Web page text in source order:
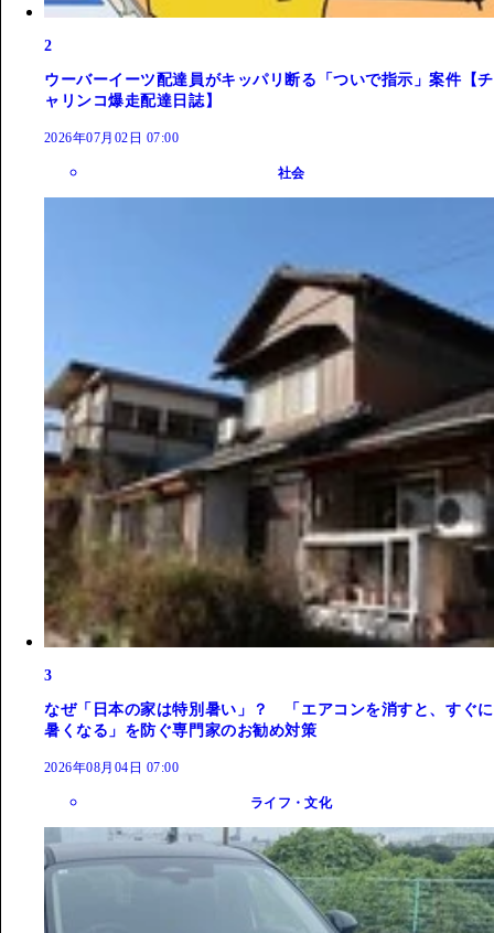
2
ウーバーイーツ配達員がキッパリ断る「ついで指示」案件【チ
ャリンコ爆走配達日誌】
2026年07月02日 07:00
社会
3
なぜ「日本の家は特別暑い」？ 「エアコンを消すと、すぐに
暑くなる」を防ぐ専門家のお勧め対策
2026年08月04日 07:00
ライフ・文化